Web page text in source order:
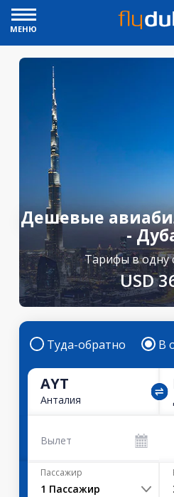
МЕНЮ
Дешевые
-
Тарифы в одну
USD
Туда-обратно В
AYT
Анталия
Вылет
Пассажир
1 Пассажир